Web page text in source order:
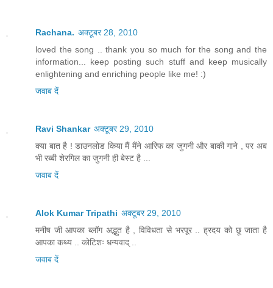
Rachana. अक्टूबर 28, 2010
loved the song .. thank you so much for the song and the
information... keep posting such stuff and keep musically
enlightening and enriching people like me! :)
जवाब दें
Ravi Shankar अक्टूबर 29, 2010
क्या बात है ! डाउनलोड किया मैं मैंने आरिफ का जुगनी और बाकी गाने , पर अब
भी रब्बी शेरगिल का जुगनी ही बेस्ट है ...
जवाब दें
Alok Kumar Tripathi अक्टूबर 29, 2010
मनीष जी आपका ब्लॉग अद्भुत है , विविधता से भरपूर .. ह्रदय को छू जाता है
आपका कथ्य .. कोटिशः धन्यवाद् ..
जवाब दें